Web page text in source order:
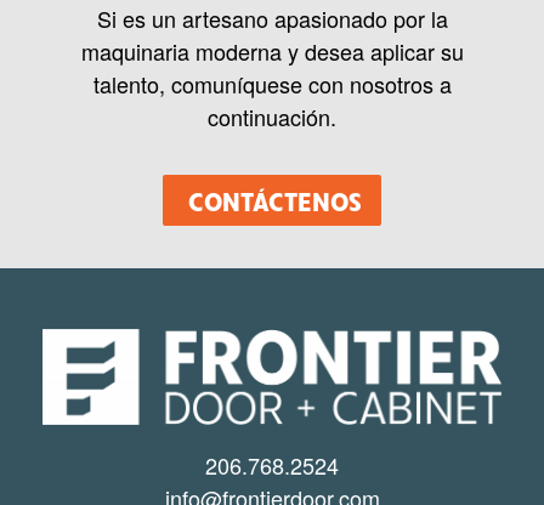
Si es un artesano apasionado por la
maquinaria moderna y desea aplicar su
talento, comuníquese con nosotros a
continuación.
CONTÁCTENOS
206.768.2524
info@frontierdoor.com